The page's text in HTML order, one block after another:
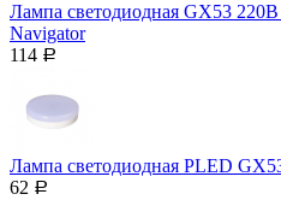
Лампа светодиодная GX53
Navigator
114 Р
Лампа светодиодная PLED
62 Р